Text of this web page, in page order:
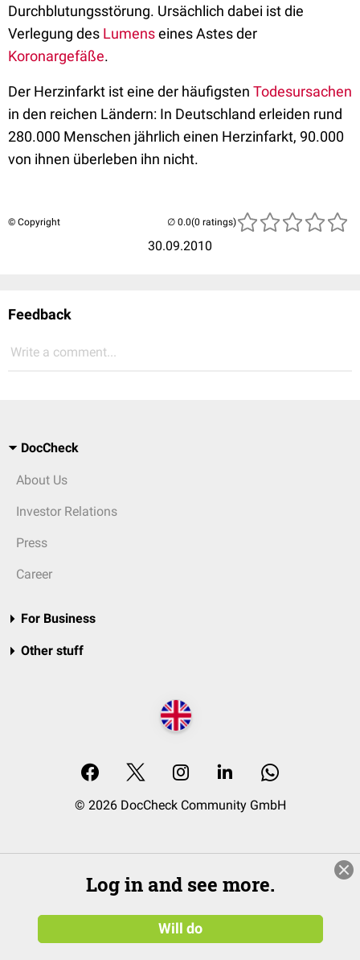
Durchblutungsstörung. Ursächlich dabei ist die
Verlegung des Lumenseines Astes der
Koronargefäße.
Der Herzinfarkt ist eine der häufigsten Todesursachen
in den reichen Ländern: In Deutschland erleiden rund
280.000 Menschen jährlich einen Herzinfarkt, 90.000
von ihnen überleben ihn nicht.
© Copyright
30.09.2010
(0 ratings)
Feedback
Write a comment...
DocCheck
About Us
Investor Relations
Press
Career
For Business
Other stuff
© 2026 DocCheck Community GmbH
Log in and see more.
Will do